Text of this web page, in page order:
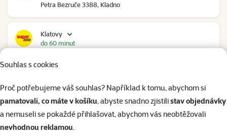
Souhlas s cookies
Proč potřebujeme váš souhlas? Například k tomu, abychom si
pamatovali, co máte v košíku, abyste snadno zjistilistav objednávky
a nemuseli se pokaždé přihlašovat, abychom vás neobtěžovali
nevhodnou reklamou.
Petra Bezruče 3388, Kladno
Klatovy
do 60 minut
Polepská 979, Kolín
v úterý
Kolín Ovčáry